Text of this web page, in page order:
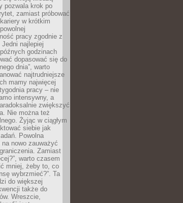
pozwala krok po
zamiast próbować
w krótkim
pracy zgodnie z
najlepiej
godzinach
dopasować się do
dnia”, warto
najtrudniejsze
mamy najwięcej
pracy – nie
intensywny, a
zwiększyć
Nie można też
Żyjąc w ciągłym
siebie jak
Powolna
nowo zauważyć
Zamiast
warto czasem
mniej, żeby to, co
wybrzmieć?”. Ta
do większej
także do
Wreszcie,